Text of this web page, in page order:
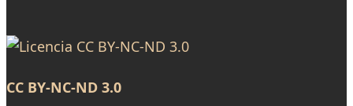
CC BY-NC-ND 3.0